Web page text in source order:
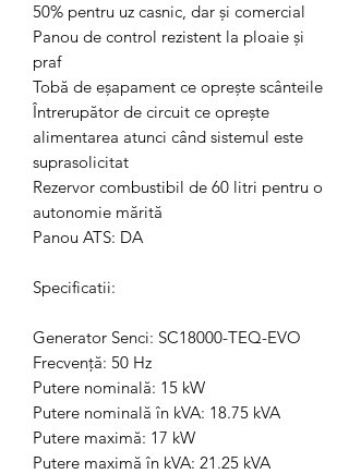
50% pentru uz casnic, dar și comercial
Panou de control rezistent la ploaie și
praf
Tobă de eșapament ce oprește scânteile
Întrerupător de circuit ce oprește
alimentarea atunci când sistemul este
suprasolicitat
Rezervor combustibil de 60 litri pentru o
autonomie mărită
Panou ATS: DA
Specificatii:
Generator Senci: SC18000-TEQ-EVO
Frecvență: 50 Hz
Putere nominală: 15 kW
Putere nominală în kVA: 18.75 kVA
Putere maximă: 17 kW
Putere maximă în kVA: 21.25 kVA